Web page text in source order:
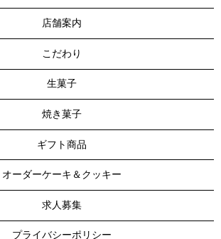
店舗案内
こだわり
生菓子
焼き菓子
ギフト商品
オーダーケーキ＆クッキー
求人募集
プライバシーポリシー